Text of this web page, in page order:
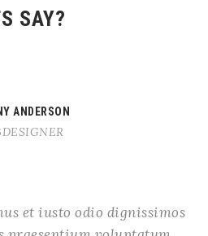
SAY?
ANDERSON
et iusto odio dignissimos